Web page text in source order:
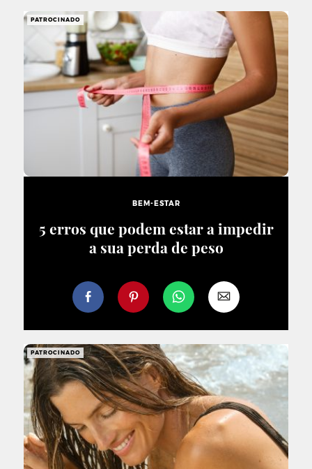
PATROCINADO
BEM-ESTAR
5 erros que podem estar a impedir
a sua perda de peso
PATROCINADO